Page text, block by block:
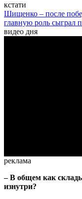
кстати
Шищенко – после
главную роль сыграл
видео дня
реклама
– В общем как
изнутри?